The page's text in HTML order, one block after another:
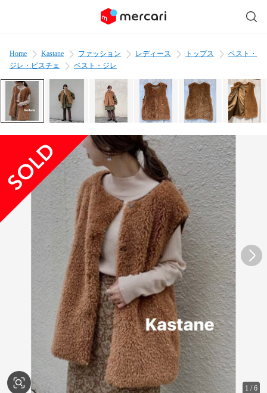
Home Kastane ファッション レディース トップス
ベスト・
ジレ・ビスチェ
ベスト・ジレ
1 /6